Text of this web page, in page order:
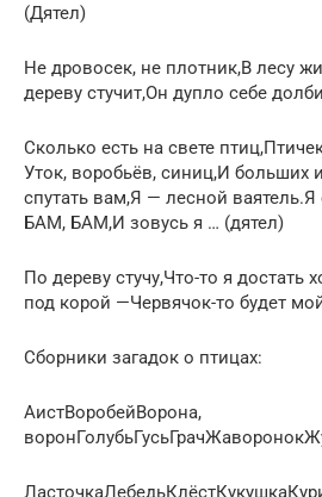
(Дятел)
Не дровосек, не плотник,В лесу
дереву стучит,Он дупло себе
Сколько есть на свете
Уток, воробьёв, синиц,И
спутать вам,Я — лесной
БАМ, БАМ,И зовусь я … (дятел)
По дереву стучу,Что-то я достать
под корой —Червячок-то будет
Сборники загадок о птицах:
АистВоробейВорона,